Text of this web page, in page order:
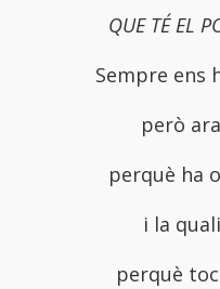
QUE TÉ EL
Sempre ens
però
perquè ha
i la
perquè